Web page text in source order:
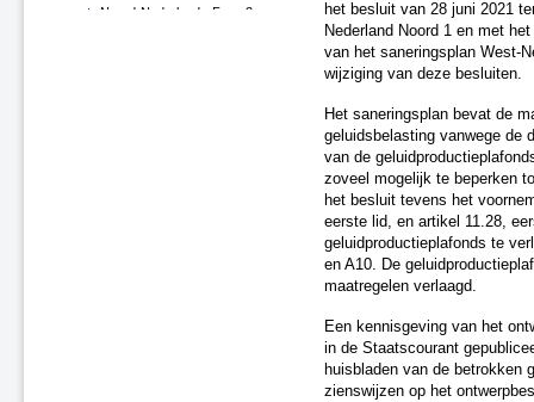
het besluit van 28 juni 2021
Nederland Noord 1 en met
van het saneringsplan West-
wijziging van deze besluiten.
Het saneringsplan bevat de
geluidsbelasting vanwege de
van de
zoveel mogelijk te beperken
het besluit tevens het
eerste lid, en artikel 11.28,
geluidproductieplafonds te
en A10. De
maatregelen verlaagd.
Een kennisgeving van het
in de Staatscourant
huisbladen van de betrokken
zienswijzen op het
Noord-Nederland - Fase 2